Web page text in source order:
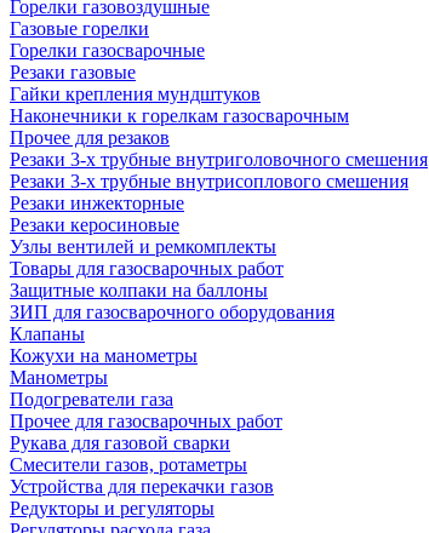
Горелки газовоздушные
Газовые горелки
Горелки газосварочные
Резаки газовые
Гайки крепления мундштуков
Наконечники к горелкам газосварочным
Прочее для резаков
Резаки 3-х трубные внутриголовочного смешения
Резаки 3-х трубные внутрисоплового смешения
Резаки инжекторные
Резаки керосиновые
Узлы вентилей и ремкомплекты
Товары для газосварочных работ
Защитные колпаки на баллоны
ЗИП для газосварочного оборудования
Клапаны
Кожухи на манометры
Манометры
Подогреватели газа
Прочее для газосварочных работ
Рукава для газовой сварки
Смесители газов, ротаметры
Устройства для перекачки газов
Редукторы и регуляторы